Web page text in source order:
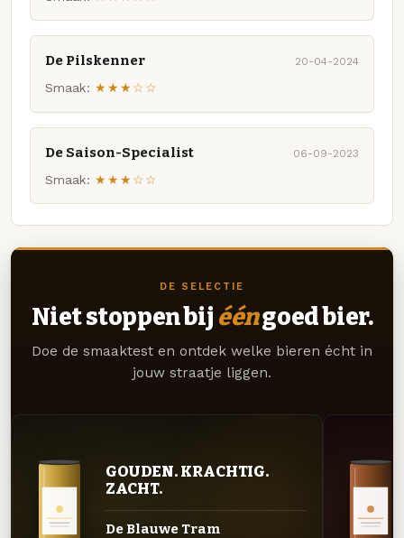
De Pilskenner 20-04-2024
Smaak: ★★★☆☆
De Saison-Specialist 06-09-2023
Smaak: ★★★☆☆
DE SELECTIE
Niet stoppen bij ééngoed bier.
Doe de smaaktest en ontdek welke bieren écht in
jouw straatje liggen.
GOUDEN. KRACHTIG.
ZACHT.
De Blauwe Tram